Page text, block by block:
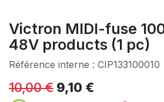
Victron MIDI-fuse
48V products (1 pc)
Référence interne : CIP133100010
10,00€ 9,10 €